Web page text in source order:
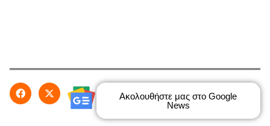
Ακολουθήστε μας στο Google
News